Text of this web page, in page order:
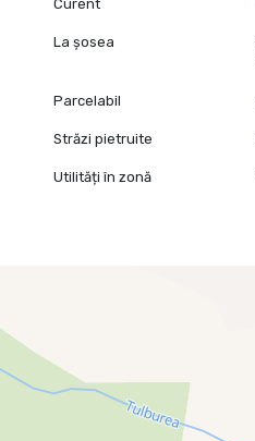
Curent
La șosea
Parcelabil
Străzi pietruite
Utilități în zonă